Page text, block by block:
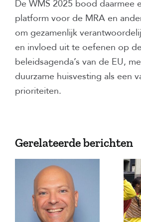
De WMS 2025 bood daarmee
platform voor de MRA en
om gezamenlijk
en invloed uit te oefenen op
beleidsagenda’s van de EU,
duurzame huisvesting als een
prioriteiten.
Gerelateerde berichten